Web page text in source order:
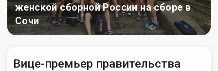
женской сборной России на сборе в
Сочи
Вице-премьер правительства